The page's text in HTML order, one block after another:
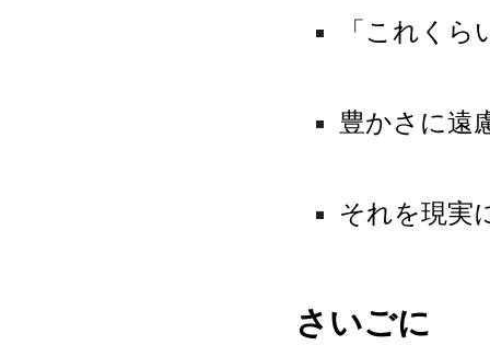
「これく
豊かさに遠
それを現実
さいごに